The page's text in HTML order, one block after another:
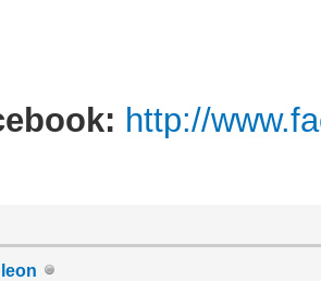
http://